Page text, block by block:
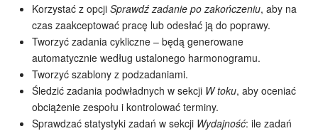
Komunikator Bitrix24
Jak zacząć
Grupy robocze
Bitrix24 Market
Korzystać z opcji Sprawdź zadanie po zakończeniu, aby na
czas zaakceptować pracę lub odesłać ją do poprawy.
Tworzyć zadania cykliczne – będą generowane
automatycznie według ustalonego harmonogramu.
Tworzyć szablony z podzadaniami.
Śledzić zadania podwładnych w sekcji W toku, aby oceniać
obciążenie zespołu i kontrolować terminy.
Sprawdzać statystyki zadań w sekcji Wydajność: ile zadań